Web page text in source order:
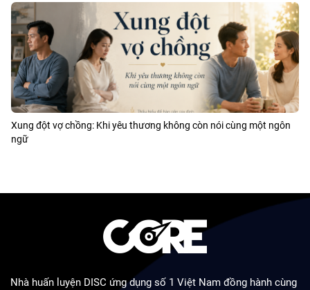
Xung đột vợ chồng: Khi yêu thương không còn nói cùng một ngôn
ngữ
Nhà huấn luyện DISC ứng dụng số 1 Việt Nam đồng hành cùng